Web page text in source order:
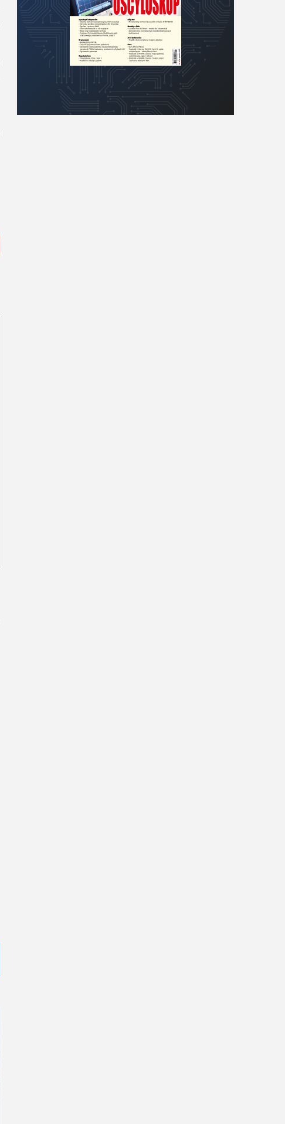
Półprzewodniki
Pomiary i testy
Projektowanie
Raspberry Pi